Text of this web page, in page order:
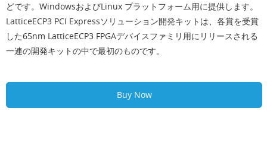
どです。WindowsおよびLinux プラットフォーム用に提供します。
LatticeECP3 PCI Expressソリューション開発キットは、各賞を受賞
した65nm LatticeECP3 FPGAデバイスファミリ用にリリースされる
一連の開発キットの中で最初のものです。
Buy Now